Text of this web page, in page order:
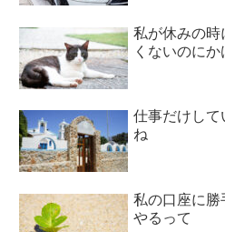
私が休みの時
くないのにか
仕事だけして
ね
私の口座に勝
やるって